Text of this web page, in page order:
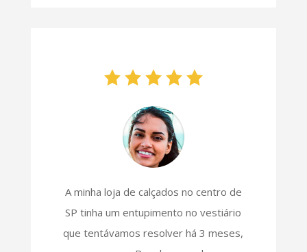
A minha loja de calçados no centro de
SP tinha um entupimento no vestiário
que tentávamos resolver há 3 meses,